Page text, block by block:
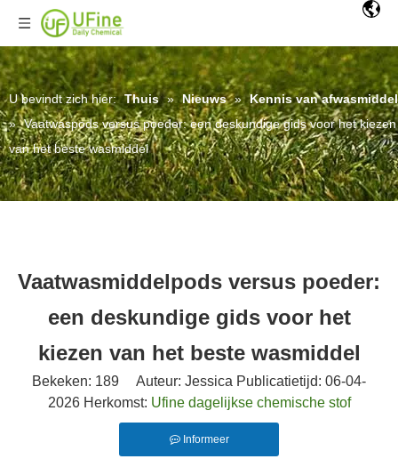
U bevindt zich hier: Thuis » Nieuws » Kennis van afwasmiddel
» Vaatwaspods versus poeder: een deskundige gids voor het kiezen
van het beste wasmiddel
Vaatwasmiddelpods versus poeder:
een deskundige gids voor het
kiezen van het beste wasmiddel
Bekeken: 189 Auteur: Jessica Publicatietijd: 06-04-
2026 Herkomst: Ufine dagelijkse chemische stof
Informeer